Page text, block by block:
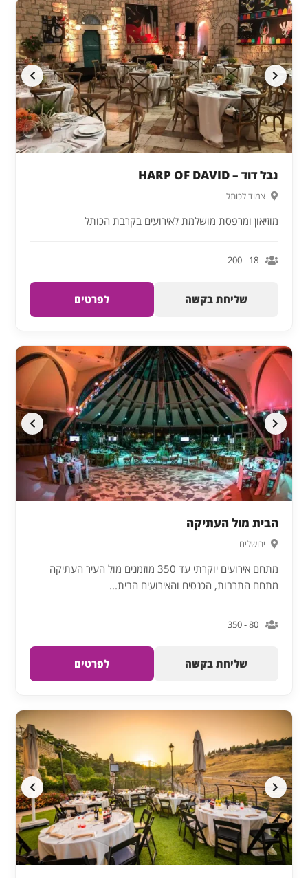
נבל דוד – HARP OF DAVID
צמוד לכותל
מוזיאון ומרפסת מושלמת לאירועים בקרבת הכותל
18 - 200
שליחת בקשה לפרטים
הבית מול העתיקה
ירושלים
מתחם אירועים יוקרתי עד 350 מוזמנים מול העיר העתיקה
מתחם התרבות, הכנסים והאירועים הבית...
80 - 350
שליחת בקשה לפרטים